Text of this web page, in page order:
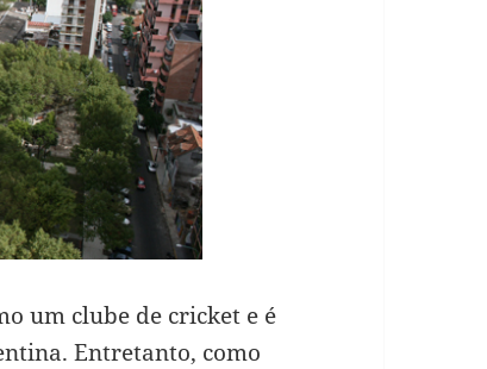
um clube de cricket e é
Entretanto, como